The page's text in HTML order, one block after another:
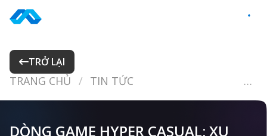
Skip
TRỞ LẠI
TRANG CHỦ TIN TỨC
DÒNG GAME HYPER CASUAL: XU